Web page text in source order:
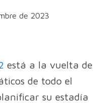
de 2023
está a la vuelta de
de todo el
su estadía